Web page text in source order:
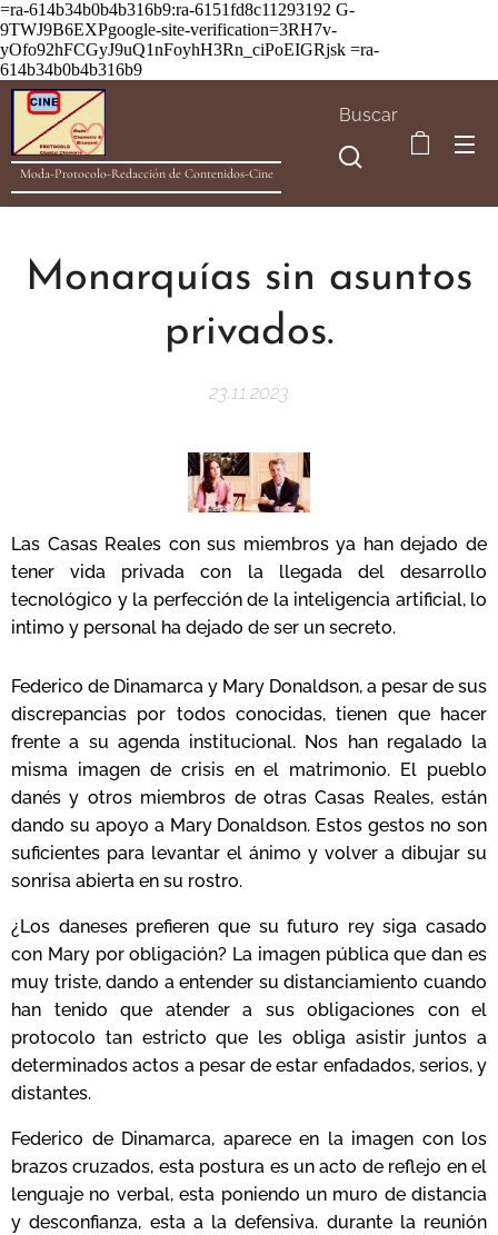
=ra-614b34b0b4b316b9:ra-6151fd8c11293192 G-
9TWJ9B6EXPgoogle-site-verification=3RH7v-
yOfo92hFCGyJ9uQ1nFoyhH3Rn_ciPoEIGRjsk =ra-
614b34b0b4b316b9
Moda-Protocolo-Redacción de Contenidos-Cine
Buscar
Monarquías sin asuntos
privados.
23.11.2023
Las Casas Reales con sus miembros ya han dejado de
tener vida privada con la llegada del desarrollo
tecnológico y la perfección de la inteligencia artificial, lo
intimo y personal ha dejado de ser un secreto.
Federico de Dinamarca y Mary Donaldson, a pesar de sus
discrepancias por todos conocidas, tienen que hacer
frente a su agenda institucional. Nos han regalado la
misma imagen de crisis en el matrimonio. El pueblo
danés y otros miembros de otras Casas Reales, están
dando su apoyo a Mary Donaldson. Estos gestos no son
suficientes para levantar el ánimo y volver a dibujar su
sonrisa abierta en su rostro.
¿Los daneses prefieren que su futuro rey siga casado
con Mary por obligación? La imagen pública que dan es
muy triste, dando a entender su distanciamiento cuando
han tenido que atender a sus obligaciones con el
protocolo tan estricto que les obliga asistir juntos a
determinados actos a pesar de estar enfadados, serios, y
distantes.
Federico de Dinamarca, aparece en la imagen con los
brazos cruzados, esta postura es un acto de reflejo en el
lenguaje no verbal, esta poniendo un muro de distancia
y desconfianza, esta a la defensiva. durante la reunión